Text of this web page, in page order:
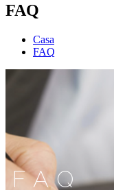
FAQ
Casa
FAQ
FAQ